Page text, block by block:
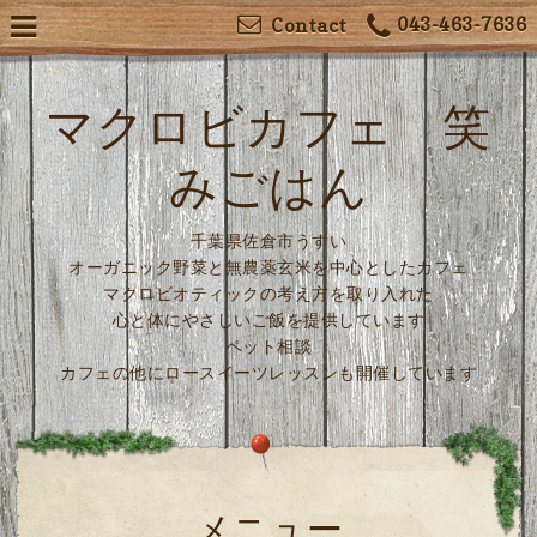
043-463-7636
Contact
マクロビカフェ 笑
みごはん
千葉県佐倉市うすい
オーガニック野菜と無農薬玄米を中心としたカフェ
マクロビオティックの考え方を取り入れた
心と体にやさしいご飯を提供しています
ペット相談
カフェの他にロースイーツレッスンも開催しています